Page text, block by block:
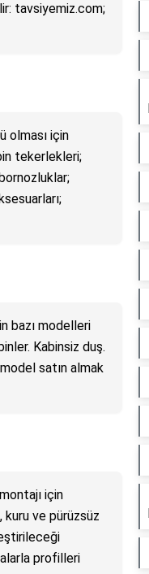
tavsiyemiz.com;
olması için
tekerlekleri;
bazı modelleri
Kabinsiz duş.
satın almak
için
kuru ve pürüzsüz
profilleri